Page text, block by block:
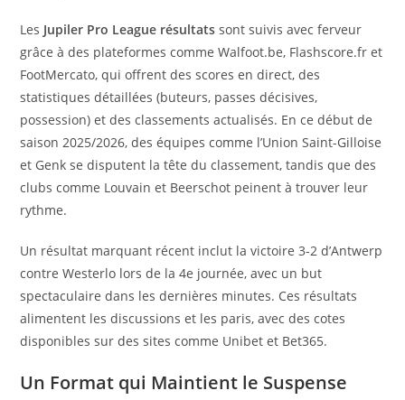
Les Jupiler Pro League résultats sont suivis avec ferveur
grâce à des plateformes comme Walfoot.be, Flashscore.fr et
FootMercato, qui offrent des scores en direct, des
statistiques détaillées (buteurs, passes décisives,
possession) et des classements actualisés. En ce début de
saison 2025/2026, des équipes comme l’Union Saint-Gilloise
et Genk se disputent la tête du classement, tandis que des
clubs comme Louvain et Beerschot peinent à trouver leur
rythme.
Un résultat marquant récent inclut la victoire 3-2 d’Antwerp
contre Westerlo lors de la 4e journée, avec un but
spectaculaire dans les dernières minutes. Ces résultats
alimentent les discussions et les paris, avec des cotes
disponibles sur des sites comme Unibet et Bet365.
Un Format qui Maintient le Suspense